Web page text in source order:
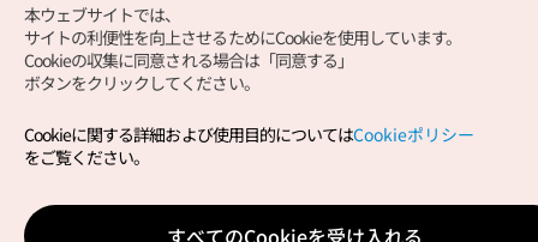
Copyright (c) Korea Tourism Organization All Rights
サイトエラー報告公式メール
japanese@knto.or.kr
本ウェブサイトでは、
サイトの利便性を向上させるためにCookieを使用しています。
Cookieの収集に同意される場合は「同意する」
ボタンをクリックしてください。
Cookieに関する詳細および使用目的についてはCookieポリシー
をご覧ください。
すべてのCookieを受け入れる